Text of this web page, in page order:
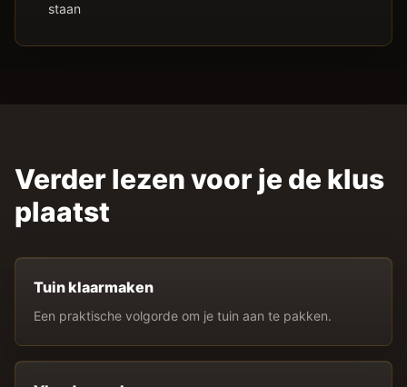
staan
Verder lezen voor je de klus
plaatst
Tuin klaarmaken
Een praktische volgorde om je tuin aan te pakken.